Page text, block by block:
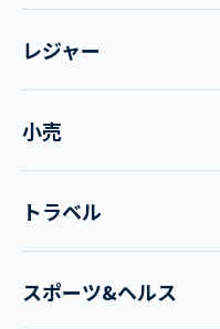
レジャー
小売
トラベル
スポーツ&ヘルス